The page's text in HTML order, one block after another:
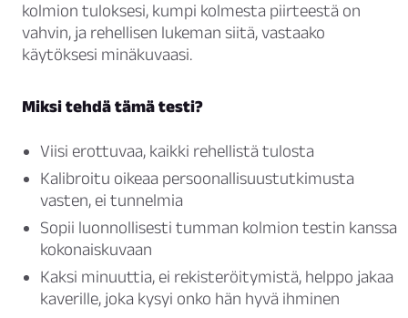
kolmion tuloksesi, kumpi kolmesta piirteestä on
vahvin, ja rehellisen lukeman siitä, vastaako
käytöksesi minäkuvaasi.
Miksi tehdä tämä testi?
Viisi erottuvaa, kaikki rehellistä tulosta
Kalibroitu oikeaa persoonallisuustutkimusta
vasten, ei tunnelmia
Sopii luonnollisesti tumman kolmion testin kanssa
kokonaiskuvaan
Kaksi minuuttia, ei rekisteröitymistä, helppo jakaa
kaverille, joka kysyi onko hän hyvä ihminen